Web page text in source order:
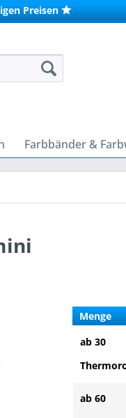
Preisen
Farbbänder &
Menge
ab 30
ab 60